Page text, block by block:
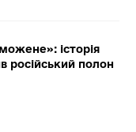
історія
російський полон